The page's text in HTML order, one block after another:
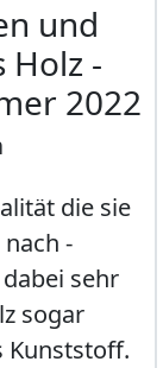
und
Holz -
2022
die sie
-
sehr
sogar
Kunststoff.